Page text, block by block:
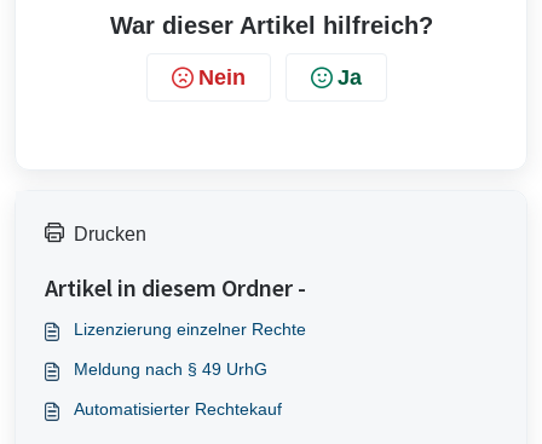
War dieser Artikel hilfreich?
Nein Ja
Drucken
Artikel in diesem Ordner -
Lizenzierung einzelner Rechte
Meldung nach § 49 UrhG
Automatisierter Rechtekauf